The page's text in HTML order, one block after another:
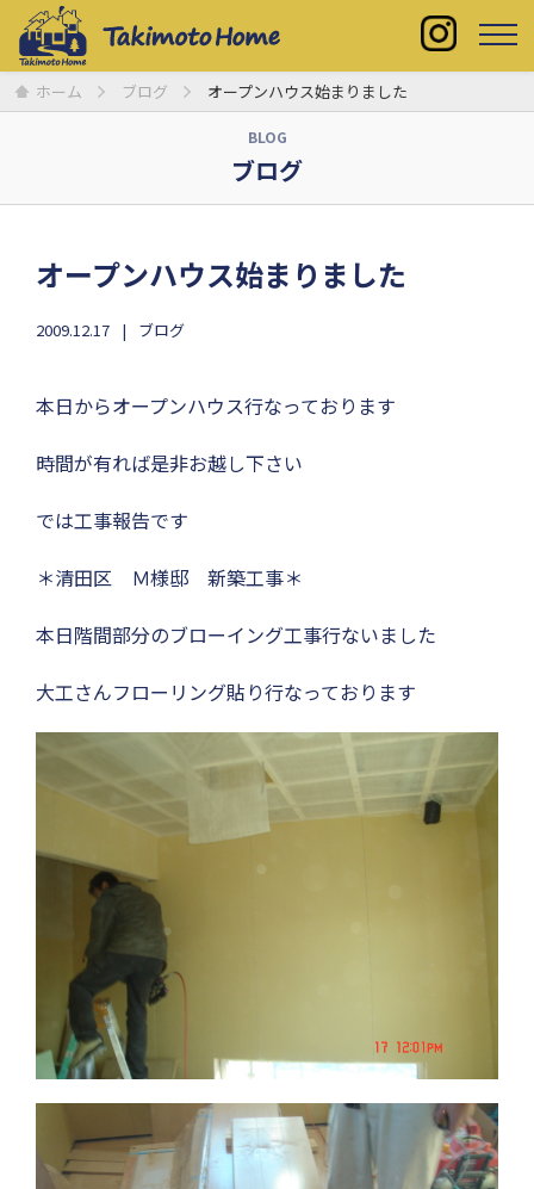
ホーム ブログ オープンハウス始まりました
BLOG
ブログ
オープンハウス始まりました
2009.12.17 ブログ
本日からオープンハウス行なっております
時間が有れば是非お越し下さい
では工事報告です
＊清田区 Ｍ様邸 新築工事＊
本日階間部分のブローイング工事行ないました
大工さんフローリング貼り行なっております